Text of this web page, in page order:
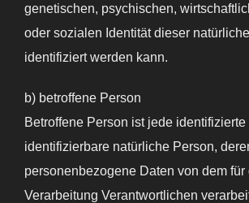
genetischen, psychischen,
oder sozialen Identität dieser
identifiziert werden kann.
b) betroffene Person
Betroffene Person ist jede identifizierte
identifizierbare natürliche Person,
personenbezogene Daten von dem für
Verarbeitung Verantwortlichen